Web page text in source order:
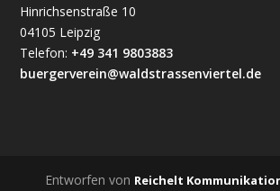
Hinrichsenstraße 10
04105 Leipzig
Telefon: +49 341 9803883
buergerverein@waldstrassenviertel.de
Entworfen von Reichelt